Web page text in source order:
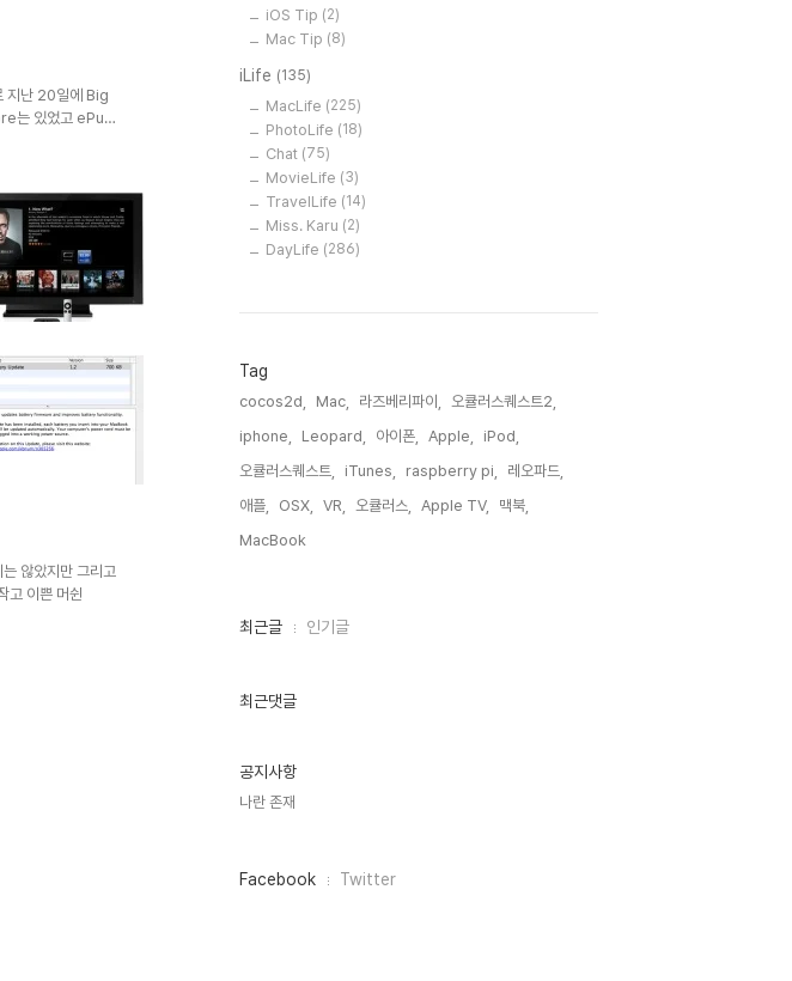
난 20일에 Big
는 있었고 ePub
에 Free Book 시
않았지만 그리고
고 이쁜 머쉰
iOS Tip (2)
Mac Tip (8)
iLife (135)
MacLife (225)
PhotoLife (18)
Chat (75)
MovieLife (3)
TravelLife (14)
Miss. Karu (2)
DayLife (286)
Tag
cocos2d, Mac, 라즈베리파이,
오큘러스퀘스트2,
iphone,
Leopard, 아이폰, Apple,
iPod,
오큘러스퀘스트,
iTunes, raspberry pi,
레오파드,
애플,
OSX, VR, 오큘러스, Apple TV,
맥북,
MacBook,
최
인
최근글 인기글
최근댓글
공지사항
나란 존재
페
Facebook Twitter